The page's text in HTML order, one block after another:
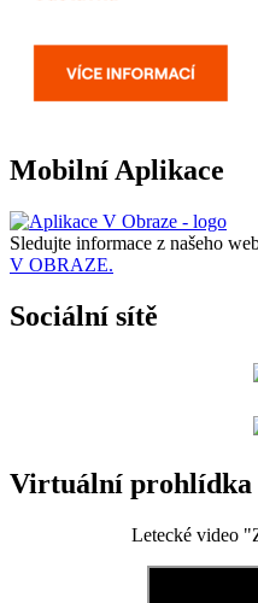
Mobilní Aplikace
Sledujte informace z našeho
V OBRAZE.
Sociální sítě
Virtuální prohlídka
Letecké video